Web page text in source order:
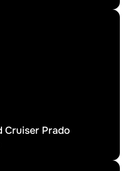
Cruiser Prado